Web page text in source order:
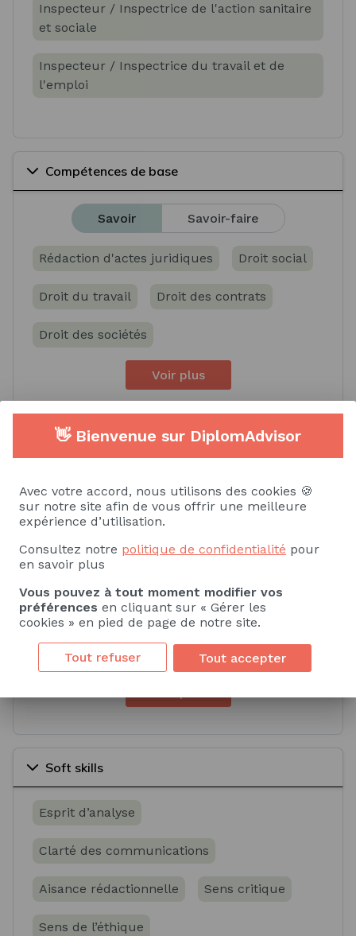
Inspecteur / Inspectrice de l'action sanitaire
et sociale
Inspecteur / Inspectrice du travail et de
l'emploi
Compétences de base
Savoir Savoir-faire
Rédaction d'actes juridiques Droit social
Droit du travail Droit des contrats
Droit des sociétés
Voir plus
Savoir Savoir-faire
Réglementation du contentieux
Gestion juridique des contentieux
Gestion administrative des contrats de travail
Soft skills
Esprit d’analyse
Clarté des communications
Aisance rédactionnelle Sens critique
Sens de l’éthique
👋 Bienvenue sur DiplomAdvisor
Avec votre accord, nous utilisons des cookies 🍪
sur notre site afin de vous offrir une meilleure
expérience d’utilisation.
Consultez notre politique de confidentialité pour
en savoir plus
Vous pouvez à tout moment modifier vos
préférences en cliquant sur « Gérer les
cookies » en pied de page de notre site.
Tout refuser Tout accepter